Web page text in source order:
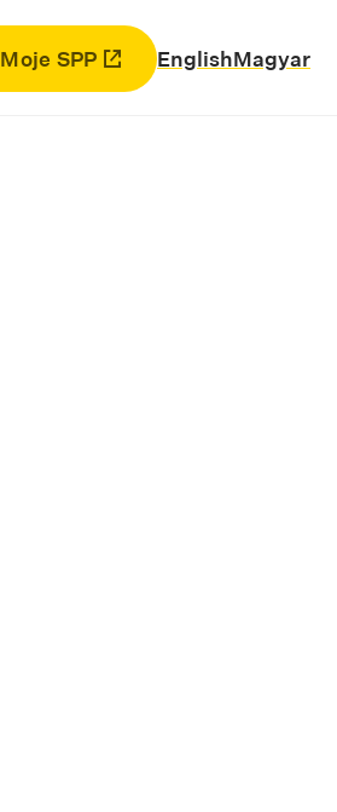
Moje SPP
Odkaz sa otvorí na novej
EnglishMagyar